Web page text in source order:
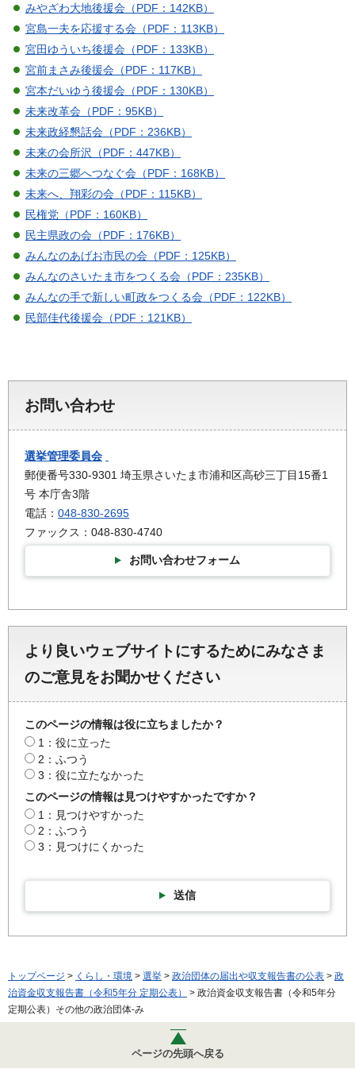
みやざわ大地後援会（PDF：142KB）
宮島一夫を応援する会（PDF：113KB）
宮田ゆういち後援会（PDF：133KB）
宮前まさみ後援会（PDF：117KB）
宮本だいゆう後援会（PDF：130KB）
未来改革会（PDF：95KB）
未来政経懇話会（PDF：236KB）
未来の会所沢（PDF：447KB）
未来の三郷へつなぐ会（PDF：168KB）
未来へ、翔彩の会（PDF：115KB）
民権党（PDF：160KB）
民主県政の会（PDF：176KB）
みんなのあげお市民の会（PDF：125KB）
みんなのさいたま市をつくる会（PDF：235KB）
みんなの手で新しい町政をつくる会（PDF：122KB）
民部佳代後援会（PDF：121KB）
お問い合わせ
選挙管理委員会
郵便番号330-9301 埼玉県さいたま市浦和区高砂三丁目15番1
号 本庁舎3階
電話： 048-830-2695
ファックス：048-830-4740
お問い合わせフォーム
より良いウェブサイトにするためにみなさま
のご意見をお聞かせください
このページの情報は役に立ちましたか？
1：役に立った
2：ふつう
3：役に立たなかった
このページの情報は見つけやすかったですか？
1：見つけやすかった
2：ふつう
3：見つけにくかった
送信
トップページ > くらし・環境 > 選挙 > 政治団体の届出や収支報告書の公表 > 政
治資金収支報告書（令和5年分 定期公表）
> 政治資金収支報告書（令和5年分
定期公表）その他の政治団体-み
ページの先頭へ戻る